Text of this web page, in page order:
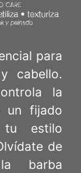
para
cabello.
la
un fijado
tu estilo
de
barba